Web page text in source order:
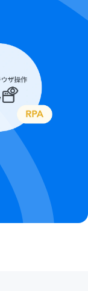
それぞれとYoom
成や範囲の設定
同じ処理を繰り
ン・サクセスプラ
おります。フリー
るフローボット
で、ご注意くださ
料プランは、2週
す。無料トライア
ペレーション）を
300MBまでで
になる可能性が